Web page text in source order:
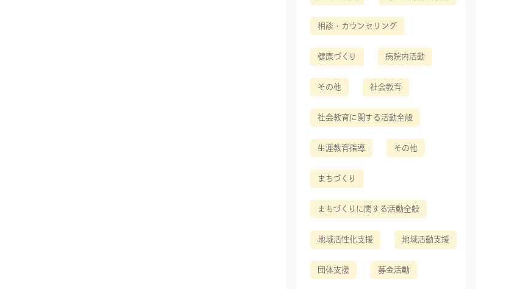
相談・カウンセリング
健康づくり 病院内活動
その他 社会教育
社会教育に関する活動全般
生涯教育指導 その他
まちづくり
まちづくりに関する活動全般
地域活性化支援 地域活動支援
団体支援 募金活動